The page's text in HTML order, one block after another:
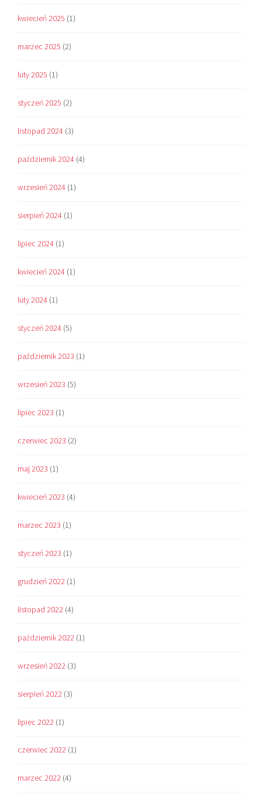
kwiecień 2025 (1)
marzec 2025 (2)
luty 2025 (1)
styczeń 2025 (2)
listopad 2024 (3)
październik 2024 (4)
wrzesień 2024 (1)
sierpień 2024 (1)
lipiec 2024 (1)
kwiecień 2024 (1)
luty 2024 (1)
styczeń 2024 (5)
październik 2023 (1)
wrzesień 2023 (5)
lipiec 2023 (1)
czerwiec 2023 (2)
maj 2023 (1)
kwiecień 2023 (4)
marzec 2023 (1)
styczeń 2023 (1)
grudzień 2022 (1)
listopad 2022 (4)
październik 2022 (1)
wrzesień 2022 (3)
sierpień 2022 (3)
lipiec 2022 (1)
czerwiec 2022 (1)
marzec 2022 (4)